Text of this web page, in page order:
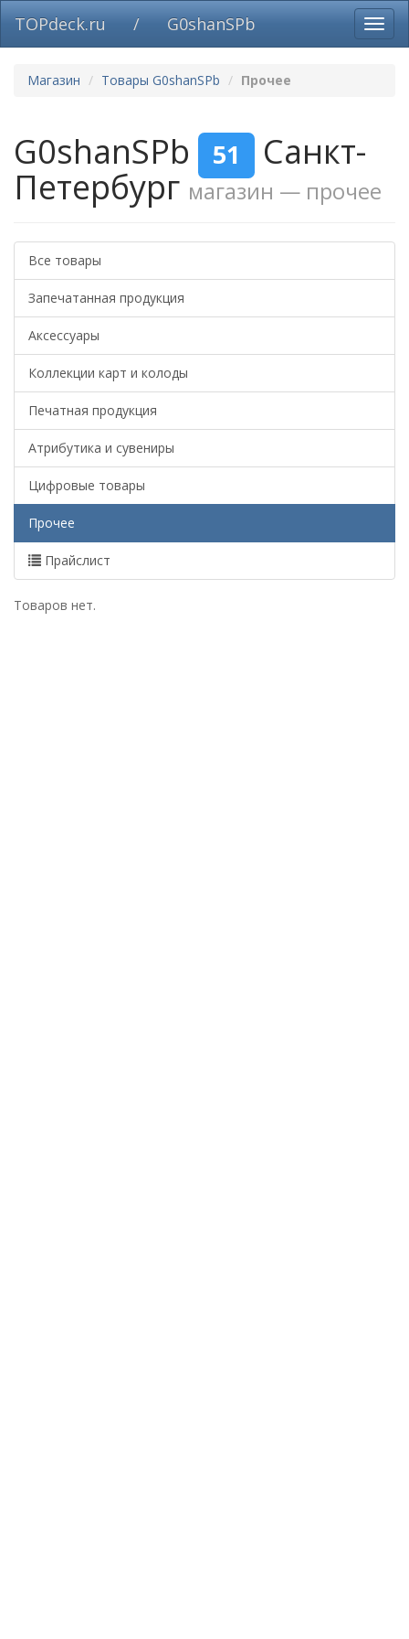
TOPdeck.ru / G0shanSPb
Магазин Товары G0shanSPb Прочее
G0shanSPb 51 Санкт-
Петербург магазин — прочее
Все товары
Запечатанная продукция
Аксессуары
Коллекции карт и колоды
Печатная продукция
Атрибутика и сувениры
Цифровые товары
Прочее
Прайслист
Товаров нет.